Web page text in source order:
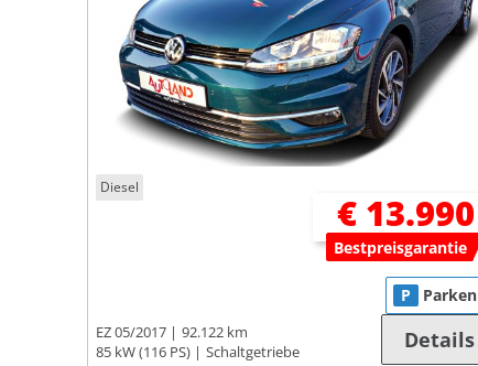
Diesel
€ 13.990
Bestpreisgarantie
EZ 05/2017
92.122 km
85 kW (116 PS)
Schaltgetriebe
P Parken
Details